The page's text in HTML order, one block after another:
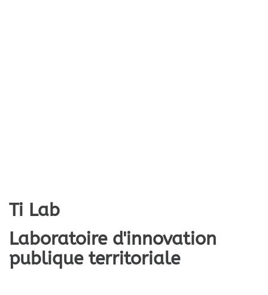
Ti Lab
Laboratoire d'innovation
publique territoriale